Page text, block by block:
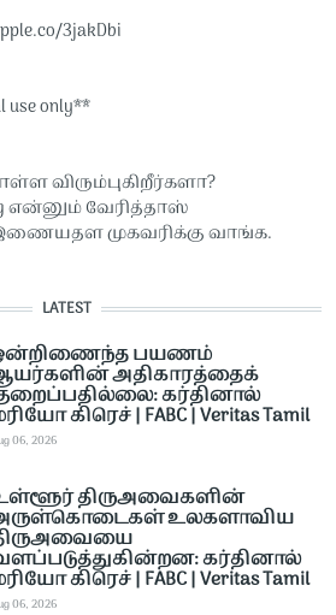
3jakDbi
use only**
விரும்புகிறீர்களா?
என்னும் வேரித்தாஸ்
முகவரிக்கு வாங்க.
LATEST
பயணம்
அதிகாரத்தைக்
கர்தினால்
கிரெச் | FABC | Veritas Tamil
06, 2026
திருஅவைகளின்
உலகளாவிய
கர்தினால்
கிரெச் | FABC | Veritas Tamil
06, 2026